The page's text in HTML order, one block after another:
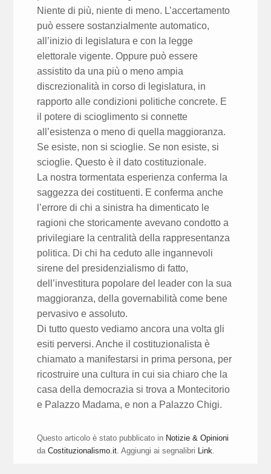
Niente di più, niente di meno. L’accertamento
può essere sostanzialmente automatico,
all’inizio di legislatura e con la legge
elettorale vigente. Oppure può essere
assistito da una più o meno ampia
discrezionalità in corso di legislatura, in
rapporto alle condizioni politiche concrete. E
il potere di scioglimento si connette
all’esistenza o meno di quella maggioranza.
Se esiste, non si scioglie. Se non esiste, si
scioglie. Questo è il dato costituzionale.
La nostra tormentata esperienza conferma la
saggezza dei costituenti. E conferma anche
l’errore di chi a sinistra ha dimenticato le
ragioni che storicamente avevano condotto a
privilegiare la centralità della rappresentanza
politica. Di chi ha ceduto alle ingannevoli
sirene del presidenzialismo di fatto,
dell’investitura popolare del leader con la sua
maggioranza, della governabilità come bene
pervasivo e assoluto.
Di tutto questo vediamo ancora una volta gli
esiti perversi. Anche il costituzionalista è
chiamato a manifestarsi in prima persona, per
ricostruire una cultura in cui sia chiaro che la
casa della democrazia si trova a Montecitorio
e Palazzo Madama, e non a Palazzo Chigi.
Questo articolo è stato pubblicato in Notizie & Opinioni
daCostituzionalismo.it . Aggiungi ai segnalibri Link